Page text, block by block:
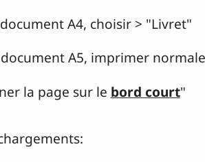
A4, choisir > "Livret"
A5, imprimer
la page sur le bord court"